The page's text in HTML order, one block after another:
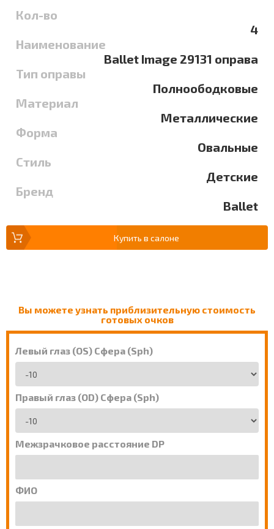
Кол-во
4
Наименование
Ballet Image 29131 оправа
Тип оправы
Полноободковые
Материал
Металлические
Форма
Овальные
Стиль
Детские
Бренд
Ballet
Купить в салоне
Вы можете узнать приблизительную стоимость
готовых очков
Левый глаз (OS) Сфера (Sph)
Правый глаз (OD) Сфера (Sph)
Межзрачковое расстояние DP
ФИО